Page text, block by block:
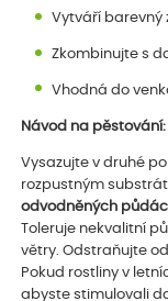
Vytváří barevný
Zkombinujte s
Vhodná do
Návod na pěstování:
Vysazujte v druhé
rozpustným
odvodněných
Toleruje nekvalitní
větry. Odstraňujte
Pokud rostliny v
abyste stimulovali